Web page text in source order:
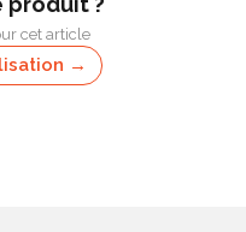
cet article
→